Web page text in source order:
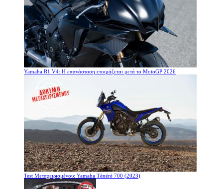
Yamaha R1 V4: Η επανάσταση ετοιμάζεται μετά το MotoGP 2026
Test Μεταχειρισμένου: Yamaha Ténéré 700 (2023)